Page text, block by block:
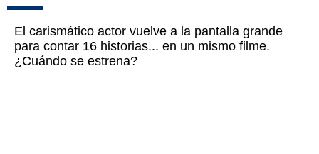
El carismático actor vuelve a la pantalla grande
para contar 16 historias... en un mismo filme.
¿Cuándo se estrena?